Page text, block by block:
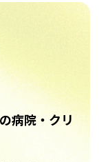
病院・クリ